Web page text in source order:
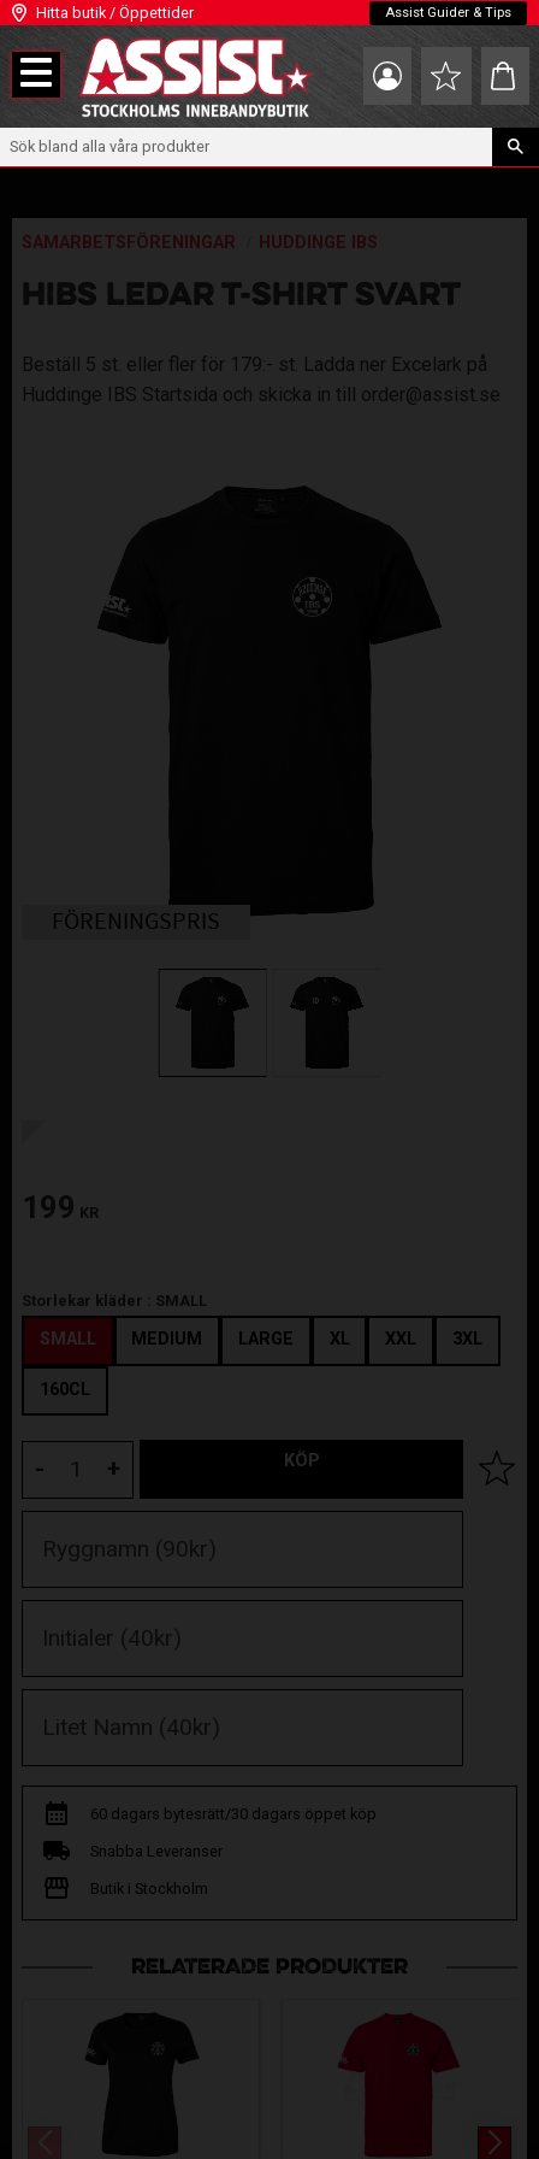
Meny
Hitta butik / Öppettider Assist Guider & Tips
Favoriter
SAMARBETSFÖRENINGAR HUDDINGE IBS
HIBS LEDAR T-SHIRT SVART
Beställ 5 st. eller fler för 179:- st. Ladda ner Excelark på
Huddinge IBS Startsida och skicka in till order@assist.se
FÖRENINGSPRIS
199 KR
Storlekar kläder : SMALL
SMALL MEDIUM LARGE XL XXL 3XL
160CL
+
- KÖP Lägg
60 dagars bytesrätt/30 dagars öppet köp
Snabba Leveranser
Butik i Stockholm
RELATERADE PRODUKTER